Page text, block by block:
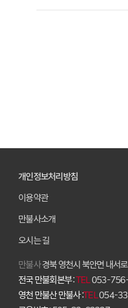
개인정보처리방침
이용약관
만불사소개
오시는 길
만불사경북 영천시 북안면 내서
전국 만불회본부 :TEL053-
영천 만불산 만불사 :TEL054-